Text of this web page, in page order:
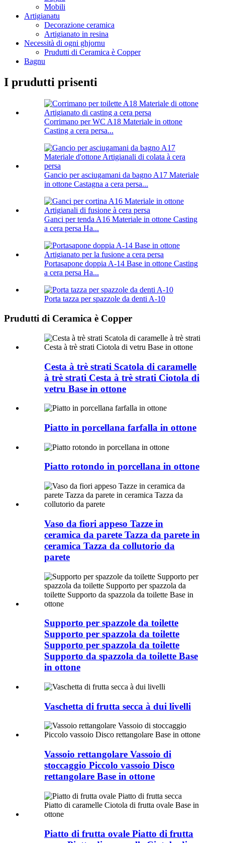
Mobili
Artigianatu
Decorazione ceramica
Artigianato in resina
Necessità di ogni ghjornu
Prudutti di Ceramica è Copper
Bagnu
I prudutti prisenti
Corrimano per WC A18 Materiale in ottone
Casting a cera persa...
Gancio per asciugamani da bagno A17 Materiale
in ottone Castagna a cera persa...
Ganci per tenda A16 Materiale in ottone Casting
a cera persa Ha...
Portasapone doppia A-14 Base in ottone Casting
a cera persa Ha...
Porta tazza per spazzole da denti A-10
Prudutti di Ceramica è Copper
Cesta à trè strati Scatola di caramelle
à trè strati Cesta à trè strati Ciotola di
vetru Base in ottone
Piatto in porcellana farfalla in ottone
Piatto rotondo in porcellana in ottone
Vaso da fiori appeso Tazze in
ceramica da parete Tazza da parete in
ceramica Tazza da collutorio da
parete
Supporto per spazzole da toilette
Supporto per spazzola da toilette
Supporto per spazzola da toilette
Supporto da spazzola da toilette Base
in ottone
Vaschetta di frutta secca à dui livelli
Vassoio rettangolare Vassoio di
stoccaggio Piccolo vassoio Disco
rettangolare Base in ottone
Piatto di frutta ovale Piatto di frutta